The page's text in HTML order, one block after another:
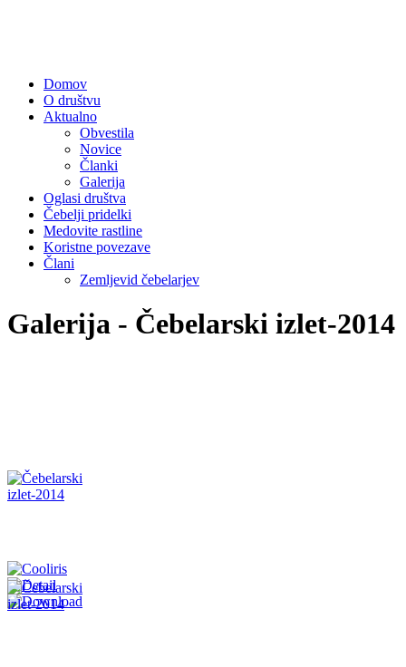
Domov
O društvu
Aktualno
Obvestila
Novice
Članki
Galerija
Oglasi društva
Čebelji pridelki
Medovite rastline
Koristne povezave
Člani
Zemljevid čebelarjev
Galerija - Čebelarski izlet-2014